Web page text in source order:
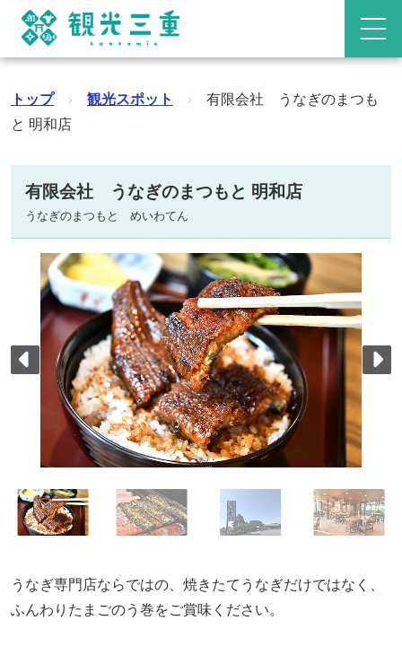
トップ › 観光スポット ›
有限会社 うなぎのまつも
と 明和店
有限会社 うなぎのまつもと 明和店
うなぎのまつもと めいわてん
うなぎ専門店ならではの、焼きたてうなぎだけではなく、
ふんわりたまごのう巻をご賞味ください。